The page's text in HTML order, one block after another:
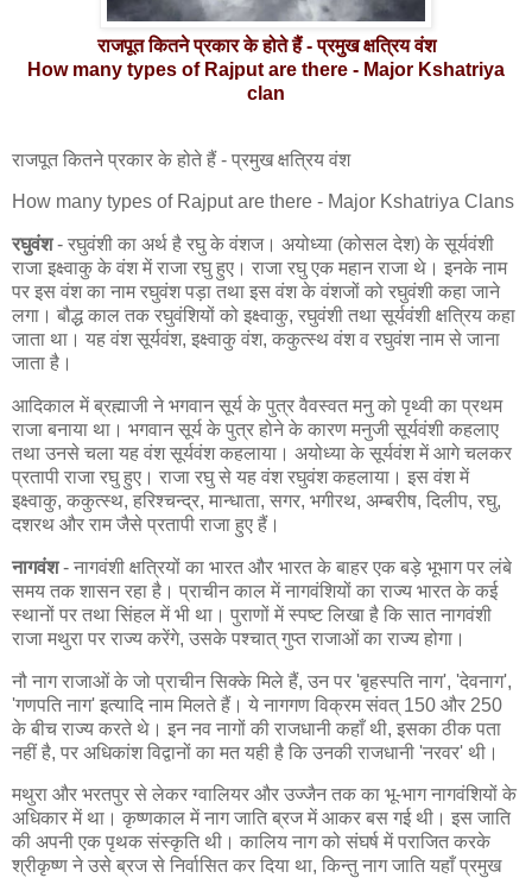
राजपूत कितने प्रकार के होते हैं - प्रमुख क्षत्रिय वंश
How many types of Rajput are there - Major Kshatriya
clan
राजपूत कितने प्रकार के होते हैं - प्रमुख क्षत्रिय वंश
How many types of Rajput are there - Major Kshatriya Clans
रघुवंश- रघुवंशी का अर्थ है रघु के वंशज। अयोध्या (कोसल देश) के सूर्यवंशी
राजा इक्ष्वाकु के वंश में राजा रघु हुए। राजा रघु एक महान राजा थे। इनके नाम
पर इस वंश का नाम रघुवंश पड़ा तथा इस वंश के वंशजों को रघुवंशी कहा जाने
लगा। बौद्ध काल तक रघुवंशियों को इक्ष्वाकु, रघुवंशी तथा सूर्यवंशी क्षत्रिय कहा
जाता था। यह वंश सूर्यवंश, इक्ष्वाकु वंश, ककुत्स्थ वंश व रघुवंश नाम से जाना
जाता है।
आदिकाल में ब्रह्माजी ने भगवान सूर्य के पुत्र वैवस्वत मनु को पृथ्वी का प्रथम
राजा बनाया था। भगवान सूर्य के पुत्र होने के कारण मनुजी सूर्यवंशी कहलाए
तथा उनसे चला यह वंश सूर्यवंश कहलाया। अयोध्या के सूर्यवंश में आगे चलकर
प्रतापी राजा रघु हुए। राजा रघु से यह वंश रघुवंश कहलाया। इस वंश में
इक्ष्वाकु, ककुत्स्थ, हरिश्चन्द्र, मान्धाता, सगर, भगीरथ, अम्बरीष, दिलीप, रघु,
दशरथ और राम जैसे प्रतापी राजा हुए हैं।
नागवंश- नागवंशी क्षत्रियों का भारत और भारत के बाहर एक बड़े भूभाग पर लंबे
समय तक शासन रहा है। प्राचीन काल में नागवंशियों का राज्य भारत के कई
स्थानों पर तथा सिंहल में भी था। पुराणों में स्पष्ट लिखा है कि सात नागवंशी
राजा मथुरा पर राज्य करेंगे, उसके पश्चात् गुप्त राजाओं का राज्य होगा।
नौ नाग राजाओं के जो प्राचीन सिक्के मिले हैं, उन पर 'बृहस्पति नाग', 'देवनाग',
'गणपति नाग' इत्यादि नाम मिलते हैं। ये नागगण विक्रम संवत् 150 और 250
के बीच राज्य करते थे। इन नव नागों की राजधानी कहाँ थी, इसका ठीक पता
नहीं है, पर अधिकांश विद्वानों का मत यही है कि उनकी राजधानी 'नरवर' थी।
मथुरा और भरतपुर से लेकर ग्वालियर और उज्जैन तक का भू-भाग नागवंशियों के
अधिकार में था। कृष्णकाल में नाग जाति ब्रज में आकर बस गई थी। इस जाति
की अपनी एक पृथक संस्कृति थी। कालिय नाग को संघर्ष में पराजित करके
श्रीकृष्ण ने उसे ब्रज से निर्वासित कर दिया था, किन्तु नाग जाति यहाँ प्रमुख